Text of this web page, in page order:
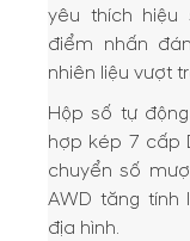
yêu thích hiệu
điểm nhấn
nhiên liệu vượt
Hộp số tự
hợp kép 7 cấp
chuyển số
AWD tăng tính
địa hình.